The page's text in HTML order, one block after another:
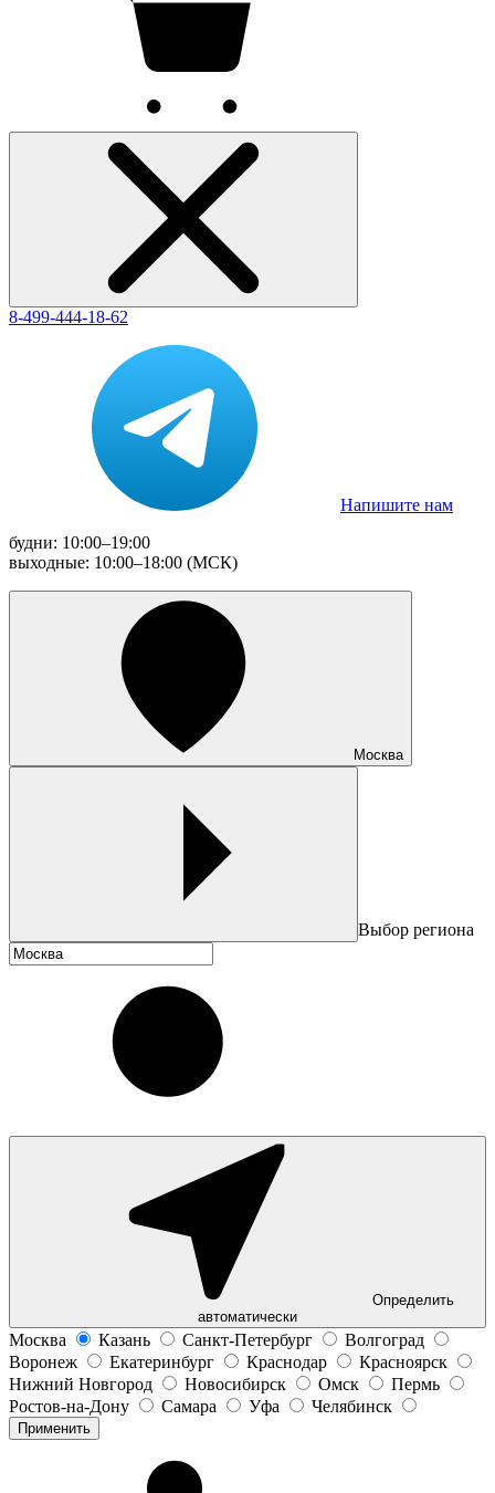
8-499-444-18-62
Напишите нам
будни: 10:00–19:00
выходные: 10:00–18:00 (МСК)
Москва
Выбор региона
Определить
автоматически
Москва Казань Санкт-Петербург
Волгоград
Воронеж
Екатеринбург Краснодар
Красноярск
Нижний Новгород
Новосибирск Омск
Пермь
Ростов-на-Дону
Самара Уфа Челябинск
Применить